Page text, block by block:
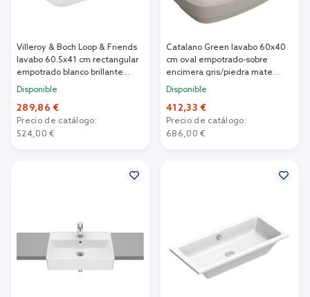
Villeroy & Boch Loop & Friends
lavabo 60.5x41 cm rectangular
empotrado blanco brillante
4A6500R1
Disponible
289,86 €
Precio de catálogo:
524,00 €
Catalano Green lavabo 60x40
cm oval empotrado-sobre
encimera gris/piedra mate
0625601023
Disponible
412,33 €
Precio de catálogo:
686,00 €